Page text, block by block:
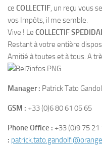
ce COLLECTIF, un reçu vous
vos Impôts, il me semble.
Vive ! Le COLLECTIF
Restant à votre entière
Amitié à toutes et à tous. A
Manager : Patrick Tato
GSM : +33 (0)6 80 61 05 65
Phone Office : +33 (0)9 75
: